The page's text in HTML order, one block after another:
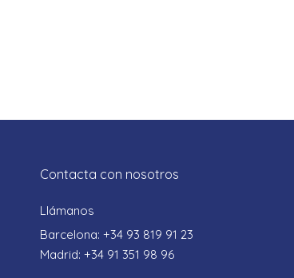
Contacta con nosotros
Llámanos
Barcelona: +34 93 819 91 23
Madrid: +34 91 351 98 96